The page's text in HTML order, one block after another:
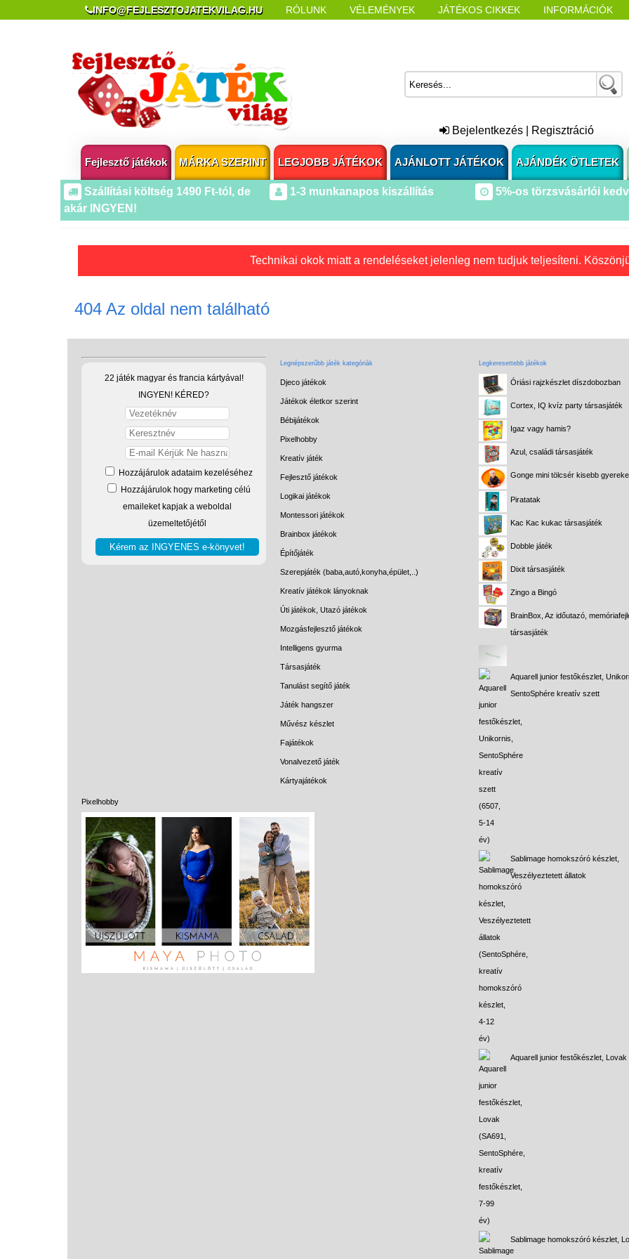
INFO@FEJLESZTOJATEKVILAG.HU RÓLUNK VÉLEMÉNYEK JÁTÉKOS CIKKEK INFORMÁCIÓK
Bejelentkezés Regisztráció
Fejlesztő játékok MÁRKA SZERINT LEGJOBB JÁTÉKOK AJÁNLOTT JÁTÉKOK AJÁNDÉK ÖTLETEK
Szállítási költség 1490 Ft-tól, de
akár INGYEN!
1-3 munkanapos kiszállítás 5%-os törzsvásárlói
Technikai okok miatt a rendeléseket jelenleg nem tudjuk teljesíteni.
404 Az oldal nem található
22 játék magyar és francia kártyával!
INGYEN! KÉRED?
Hozzájárulok adataim kezeléséhez
Hozzájárulok hogy marketing célú
emaileket kapjak a weboldal
üzemeltetőjétől
Pixelhobby
Legnépszerűbb játék kategóriák
Djeco játékok
Játékok életkor szerint
Bébijátékok
Pixelhobby
Kreatív játék
Fejlesztő játékok
Logikai játékok
Montessori játékok
Brainbox játékok
Építőjáték
Szerepjáték (baba,autó,konyha,épület,..)
Kreatív játékok lányoknak
Úti játékok, Utazó játékok
Mozgásfejlesztő játékok
Intelligens gyurma
Társasjáték
Tanulást segítő játék
Játék hangszer
Művész készlet
Fajátékok
Vonalvezető játék
Kártyajátékok
Legkeresettebb játékok
Óriási rajzkészlet díszdobozban
Cortex, IQ kvíz party társasjáték
Igaz vagy hamis?
Azul, családi társasjáték
Gonge mini tölcsér kisebb
Piratatak
Kac Kac kukac társasjáték
Dobble játék
Dixit társasjáték
Zingo a Bingó
BrainBox, Az időutazó,
társasjáték
Aquarell junior festőkészlet,
SentoSphére kreatív szett
Sablimage homokszóró készlet,
Veszélyeztetett állatok
Aquarell junior festőkészlet, Lovak
Sablimage homokszóró készlet,